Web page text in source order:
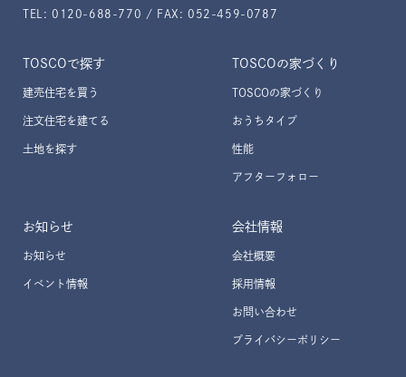
TEL: 0120-688-770 / FAX: 052-459-0787
TOSCOで探す
建売住宅を買う
注文住宅を建てる
土地を探す
TOSCOの家づくり
TOSCOの家づくり
おうちタイプ
性能
アフターフォロー
お知らせ
お知らせ
イベント情報
会社情報
会社概要
採用情報
お問い合わせ
プライバシーポリシー